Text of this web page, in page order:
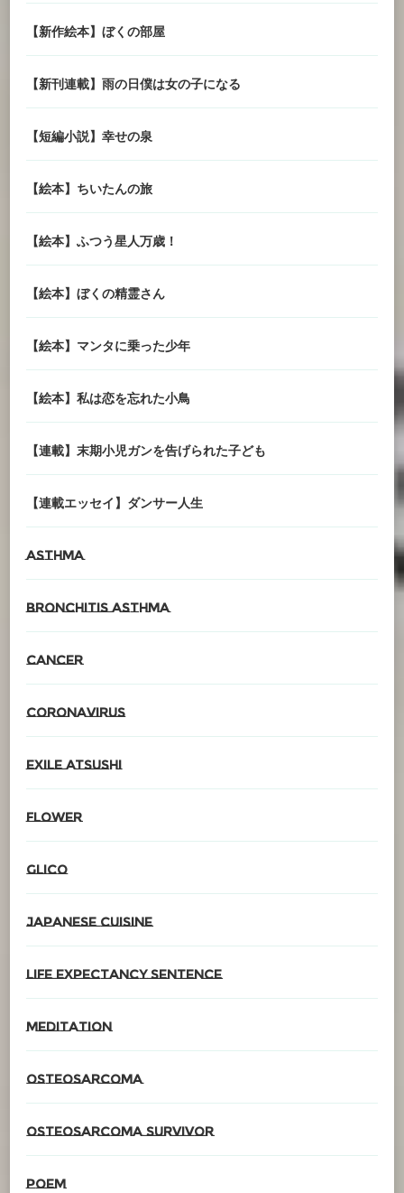
【新作絵本】ぼくの部屋
【新刊連載】雨の日僕は女の子になる
【短編小説】幸せの泉
【絵本】ちいたんの旅
【絵本】ふつう星人万歳！
【絵本】ぼくの精霊さん
【絵本】マンタに乗った少年
【絵本】私は恋を忘れた小鳥
【連載】末期小児ガンを告げられた子ども
【連載エッセイ】ダンサー人生
asthma
Bronchitis asthma
cancer
CORONAvirus
EXILE ATSUSHI
Flower
glico
Japanese cuisine
Life expectancy sentence
meditation
Osteosarcoma
Osteosarcoma survivor
poem